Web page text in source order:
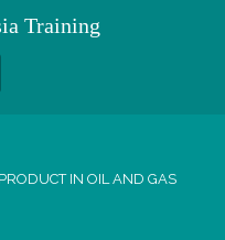
IN OIL AND GAS